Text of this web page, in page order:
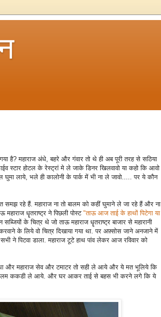
है? महाराज अंधे, बहरे और गंवार तो थे ही अब पूरी तरह से सठिया
स्टार होटल के रेस्ट्रां मे ले जाके डिनर खिलवावो या कहो कि आवो
लाये, भले ही कालोनी के पार्क में भी ना ले जावो..... पर ये कौन
समझ रहे हैं. महाराज ना तो बालम को कहीं घुमाने ले जा रहे हैं और ना
धॄतराष्ट्र ने पिछली पोस्ट"ताऊ आज ताई के हाथों पिटेगा या
के चित्र थे जो ताऊ महाराज धॄतराष्ट्र बाजार से महारानी
के लिये वो चित्र दिखाया गया था. पर अफ़्सोस जाने अनजाने में
ने पिटवा डाला. महाराज टूटे हाथ पांव लेकर आज रविवार को
और महाराज सेव और टमाटर तो सही ले आये और ये मत भूलिये कि
ककडी ले आये. और घर आकर ताई से बहस भी करने लगे कि ये